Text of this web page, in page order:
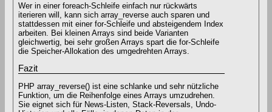
Wer in einer foreach-Schleife einfach nur rückwärts
iterieren will, kann sich array_reverse auch sparen und
stattdessen mit einer for-Schleife und absteigendem Index
arbeiten. Bei kleinen Arrays sind beide Varianten
gleichwertig, bei sehr großen Arrays spart die for-Schleife
die Speicher-Allokation des umgedrehten Arrays.
Fazit
PHP array_reverse() ist eine schlanke und sehr nützliche
Funktion, um die Reihenfolge eines Arrays umzudrehen.
Sie eignet sich für News-Listen, Stack-Reversals, Undo-